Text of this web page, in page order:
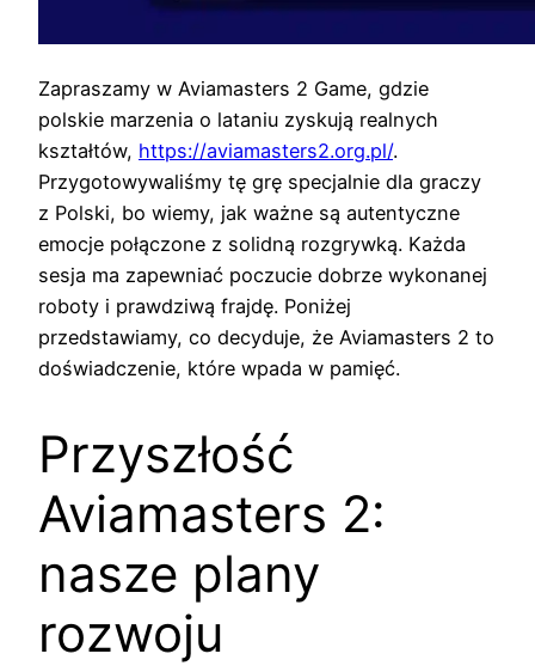
Zapraszamy w Aviamasters 2 Game, gdzie
polskie marzenia o lataniu zyskują realnych
kształtów, https://aviamasters2.org.pl/.
Przygotowywaliśmy tę grę specjalnie dla graczy
z Polski, bo wiemy, jak ważne są autentyczne
emocje połączone z solidną rozgrywką. Każda
sesja ma zapewniać poczucie dobrze wykonanej
roboty i prawdziwą frajdę. Poniżej
przedstawiamy, co decyduje, że Aviamasters 2 to
doświadczenie, które wpada w pamięć.
Przyszłość
Aviamasters 2:
nasze plany
rozwoju